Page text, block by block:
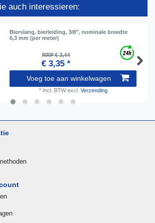
auch interessieren:
Bierslang, bierleiding, 3/8", nominale breedte
6,3 mm (per meter)
RRP € 3,44
€ 3,35 *
Voeg toe aan winkelwagen
* Incl. BTWexcl. Verzending